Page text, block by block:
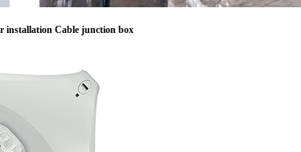
installation Cable junction box